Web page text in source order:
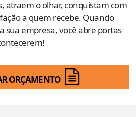
atraem o olhar, conquistam com
a quem recebe. Quando
sua empresa, você abre portas
ORÇAMENTO